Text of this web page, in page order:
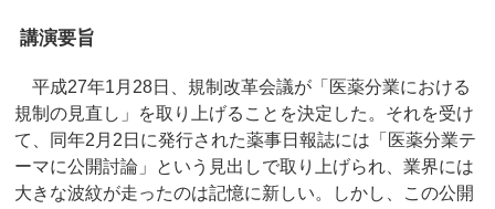
講演要旨
平成27年1月28日、規制改革会議が「医薬分業における
規制の見直し」を取り上げることを決定した。それを受け
て、同年2月2日に発行された薬事日報誌には「医薬分業テ
ーマに公開討論」という見出しで取り上げられ、業界には
大きな波紋が走ったのは記憶に新しい。しかし、この公開